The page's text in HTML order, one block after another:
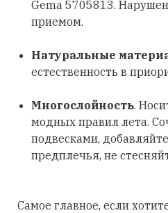
Gema 5705813.
приемом.
Натуральные
естественность в
Многослойность.
модных правил лета.
подвесками,
предплечья, не
Самое главное, если